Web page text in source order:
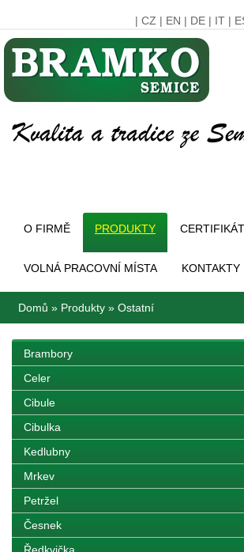
| CZ | EN | DE | IT |
O FIRMĚ PRODUKTY
VOLNÁ PRACOVNÍ MÍSTA KONTAKTY
Domů » Produkty » Ostatní
Brambory
Celer
Cibule
Cibulka
Kedlubny
Mrkev
Petržel
Česnek